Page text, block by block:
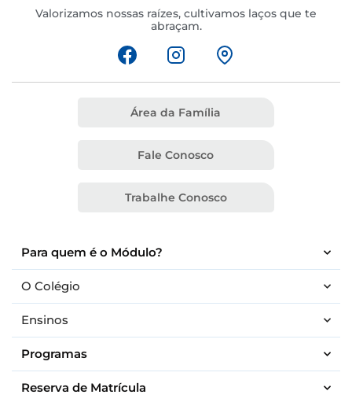
Valorizamos nossas raízes, cultivamos laços que te
abraçam.
Para quem é o Módulo?
O Colégio
Ensinos
Programas
Reserva de Matrícula
Área da Família
Fale Conosco
Trabalhe Conosco